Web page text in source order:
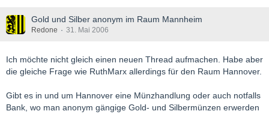
Gold und Silber anonym im Raum Mannheim
Redone 31. Mai 2006
Ich möchte nicht gleich einen neuen Thread aufmachen. Habe aber
die gleiche Frage wie RuthMarx allerdings für den Raum Hannover.
Gibt es in und um Hannover eine Münzhandlung oder auch notfalls
Bank, wo man anonym gängige Gold- und Silbermünzen erwerden